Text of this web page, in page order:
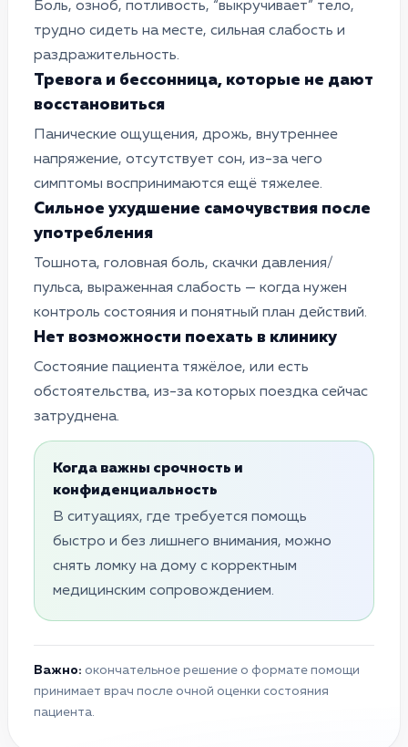
Боль, озноб, потливость, “выкручивает” тело,
трудно сидеть на месте, сильная слабость и
раздражительность.
Тревога и бессонница, которые не дают
восстановиться
Панические ощущения, дрожь, внутреннее
напряжение, отсутствует сон, из-за чего
симптомы воспринимаются ещё тяжелее.
Сильное ухудшение самочувствия после
употребления
Тошнота, головная боль, скачки давления/
пульса, выраженная слабость — когда нужен
контроль состояния и понятный план действий.
Нет возможности поехать в клинику
Cостояние пациента тяжёлое, или есть
обстоятельства, из-за которых поездка сейчас
затруднена.
Когда важны срочность и
конфиденциальность
В ситуациях, где требуется помощь
быстро и без лишнего внимания, можно
снять ломку на дому с корректным
медицинским сопровождением.
Важно: окончательное решение о формате помощи
принимает врач после очной оценки состояния
пациента.